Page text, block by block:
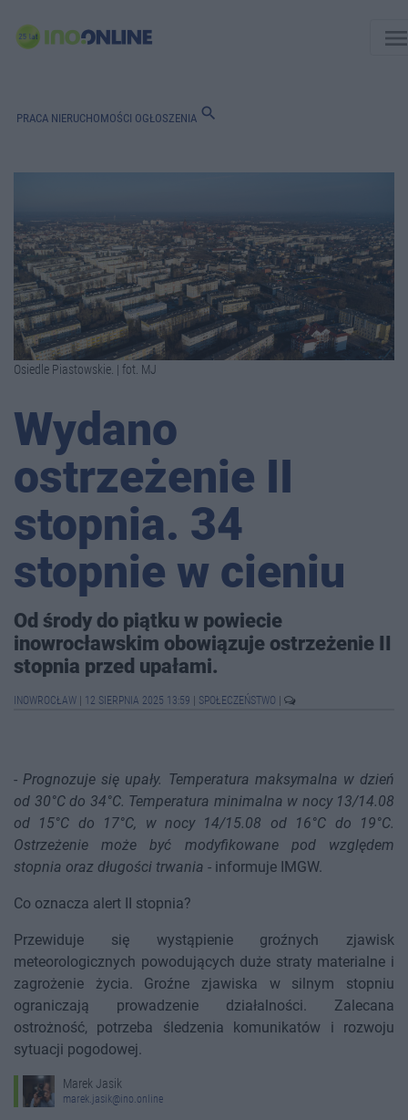
PRACA NIERUCHOMOŚCI OGŁOSZENIA search
Osiedle Piastowskie. | fot. MJ
Wydano
ostrzeżenie II
stopnia. 34
stopnie w cieniu
Od środy do piątku w powiecie
inowrocławskim obowiązuje ostrzeżenie II
stopnia przed upałami.
INOWROCŁAW 12 SIERPNIA 2025 13:59 SPOŁECZEŃSTWO
-Prognozuje się upały. Temperatura maksymalna w dzień
od 30°C do 34°C. Temperatura minimalna w nocy 13/14.08
od 15°C do 17°C, w nocy 14/15.08 od 16°C do 19°C.
Ostrzeżenie może być modyfikowane pod względem
stopnia oraz długości trwania - informuje IMGW.
Co oznacza alert II stopnia?
Przewiduje się wystąpienie groźnych zjawisk
meteorologicznych powodujących duże straty materialne i
zagrożenie życia. Groźne zjawiska w silnym stopniu
ograniczają prowadzenie działalności. Zalecana
ostrożność, potrzeba śledzenia komunikatów i rozwoju
sytuacji pogodowej.
Marek Jasik
marek.jasik@ino.online